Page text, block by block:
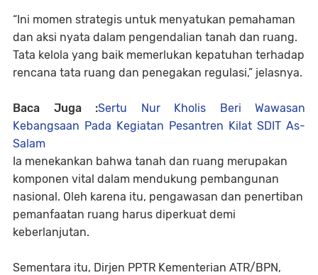
“Ini momen strategis untuk menyatukan pemahaman
dan aksi nyata dalam pengendalian tanah dan ruang.
Tata kelola yang baik memerlukan kepatuhan terhadap
rencana tata ruang dan penegakan regulasi,” jelasnya.
Baca Juga :Sertu Nur Kholis Beri Wawasan
Kebangsaan Pada Kegiatan Pesantren Kilat SDIT As-
Salam
Ia menekankan bahwa tanah dan ruang merupakan
komponen vital dalam mendukung pembangunan
nasional. Oleh karena itu, pengawasan dan penertiban
pemanfaatan ruang harus diperkuat demi
keberlanjutan.
Sementara itu, Dirjen PPTR Kementerian ATR/BPN,